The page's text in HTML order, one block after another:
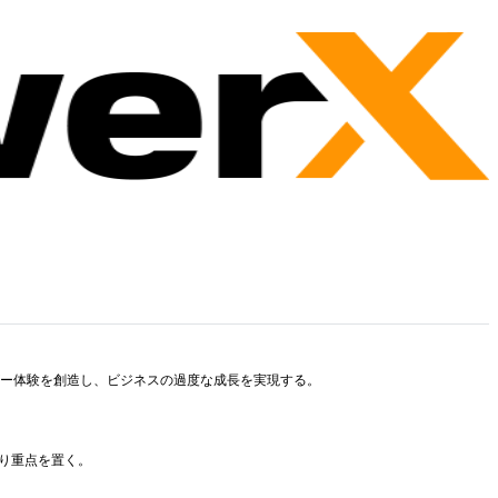
験を創造し、ビジネスの過度な成長を実現する。
点を置く。